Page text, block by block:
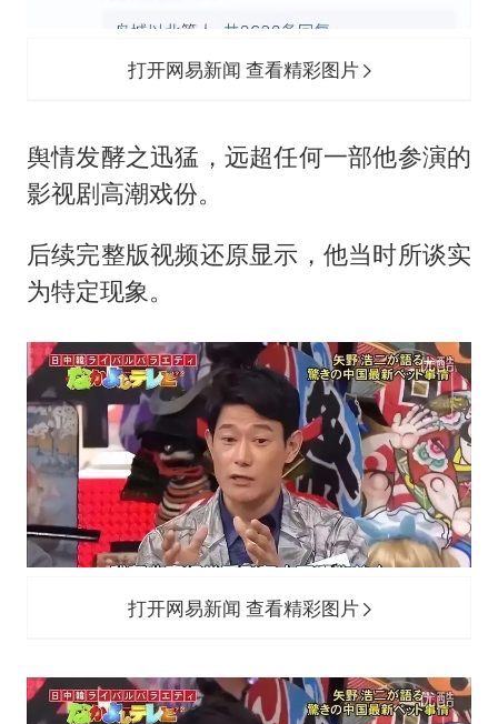
打开网易新闻 查看精彩图片
舆情发酵之迅猛，远超任何一部他参演的
影视剧高潮戏份。
后续完整版视频还原显示，他当时所谈实
为特定现象。
打开网易新闻 查看精彩图片